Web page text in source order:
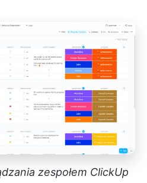
zespołem ClickUp